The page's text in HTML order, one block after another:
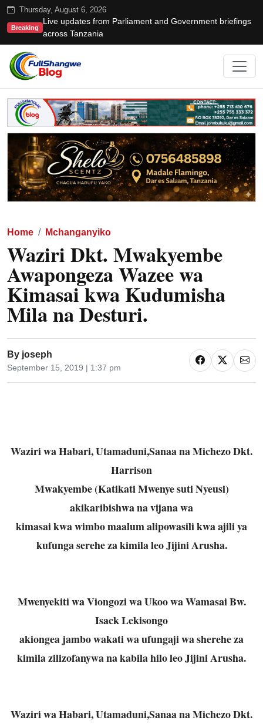
Thursday, August 6, 2026
Breaking
Live updates from Parliament and Government briefings
across Tanzania
Home Mchanganyiko
Waziri Dkt. Mwakyembe
Awapongeza Wazee wa
Kimasai kwa Kudumisha
Mila na Desturi.
By joseph
September 15, 2019 | 1:37 pm
Waziri wa Habari, Utamaduni,Sanaa na Michezo Dkt.
Harrison
Mwakyembe (Katikati Mwenye suti Nyeusi)
akikaribishwa na vijana wa
kimasai kwa wimbo maalum alipowasili kwa ajili ya
kufunga serehe za kimila leo Jijini Arusha.
Mwenyekiti wa Viongozi wa Ukoo wa Wamasai Bw.
Isack Lekisongo
akiongea jambo wakati wa ufungaji wa sherehe za
kimila zilizofanywa na kabila hilo leo Jijini Arusha.
Waziri wa Habari, Utamaduni,Sanaa na Michezo Dkt.